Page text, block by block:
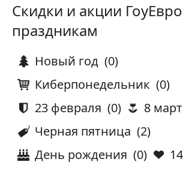
Скидки и акции
праздникам
Новый год (0)
Киберпонедельник (0)
23 февраля (0) 8
Черная пятница (2)
День рождения (0)